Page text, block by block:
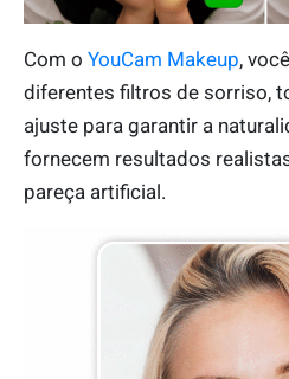
Com o YouCam Makeup,
diferentes filtros de sorriso,
ajuste para garantir a
fornecem resultados
pareça artificial.